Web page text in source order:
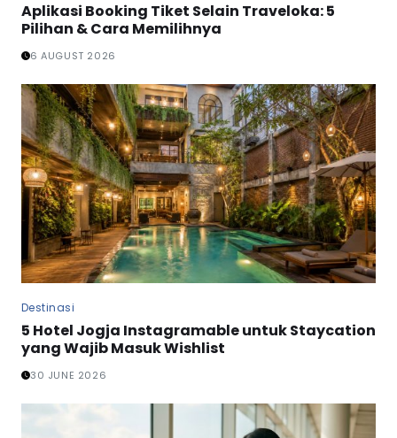
Aplikasi Booking Tiket Selain Traveloka: 5
Pilihan & Cara Memilihnya
6 AUGUST 2026
Destinasi
5 Hotel Jogja Instagramable untuk Staycation
yang Wajib Masuk Wishlist
30 JUNE 2026